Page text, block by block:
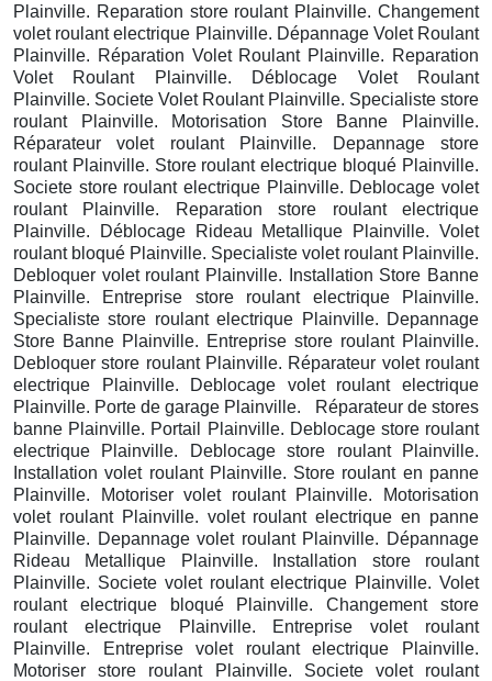
Plainville. Reparation store roulant Plainville. Changement
volet roulant electrique Plainville. Dépannage Volet Roulant
Plainville. Réparation Volet Roulant Plainville. Reparation
Volet Roulant Plainville. Déblocage Volet Roulant
Plainville. Societe Volet Roulant Plainville. Specialiste store
roulant Plainville. Motorisation Store Banne Plainville.
Réparateur volet roulant Plainville. Depannage store
roulant Plainville. Store roulant electrique bloqué Plainville.
Societe store roulant electrique Plainville. Deblocage volet
roulant Plainville. Reparation store roulant electrique
Plainville. Déblocage Rideau Metallique Plainville. Volet
roulant bloqué Plainville. Specialiste volet roulant Plainville.
Debloquer volet roulant Plainville. Installation Store Banne
Plainville. Entreprise store roulant electrique Plainville.
Specialiste store roulant electrique Plainville. Depannage
Store Banne Plainville. Entreprise store roulant Plainville.
Debloquer store roulant Plainville. Réparateur volet roulant
electrique Plainville. Deblocage volet roulant electrique
Plainville. Porte de garage Plainville. Réparateur de stores
banne Plainville. Portail Plainville. Deblocage store roulant
electrique Plainville. Deblocage store roulant Plainville.
Installation volet roulant Plainville. Store roulant en panne
Plainville. Motoriser volet roulant Plainville. Motorisation
volet roulant Plainville. volet roulant electrique en panne
Plainville. Depannage volet roulant Plainville. Dépannage
Rideau Metallique Plainville. Installation store roulant
Plainville. Societe volet roulant electrique Plainville. Volet
roulant electrique bloqué Plainville. Changement store
roulant electrique Plainville. Entreprise volet roulant
Plainville. Entreprise volet roulant electrique Plainville.
Motoriser store roulant Plainville. Societe volet roulant